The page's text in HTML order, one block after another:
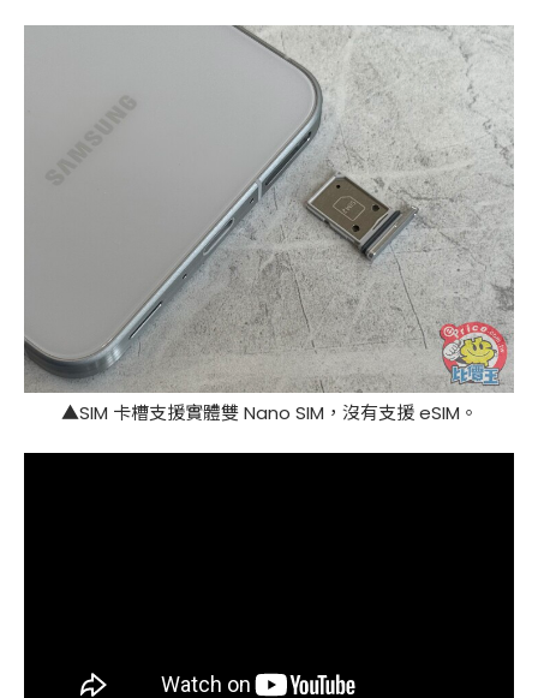
▲SIM 卡槽支援實體雙 Nano SIM，沒有支援 eSIM。